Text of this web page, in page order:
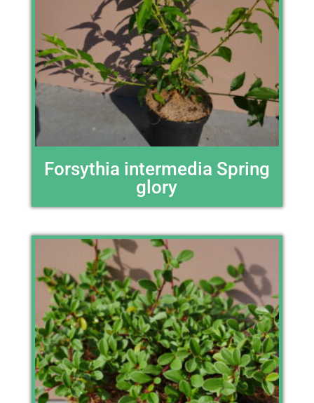
Forsythia intermedia Spring
glory